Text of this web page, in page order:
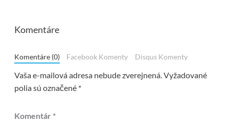
Komentáre
Komentáre (0) Facebook Komenty Disqus Komenty
Vaša e-mailová adresa nebude zverejnená.Vyžadované
polia sú označené *
Komentár *